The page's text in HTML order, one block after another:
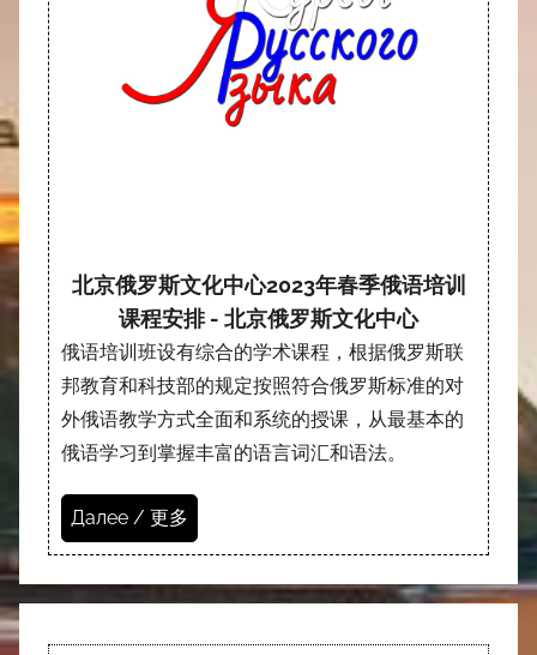
北京俄罗斯文化中心2023年春季俄语培训
课程安排 - 北京俄罗斯文化中心
俄语培训班设有综合的学术课程，根据俄罗斯联
邦教育和科技部的规定按照符合俄罗斯标准的对
外俄语教学方式全面和系统的授课，从最基本的
俄语学习到掌握丰富的语言词汇和语法。
Далее / 更多